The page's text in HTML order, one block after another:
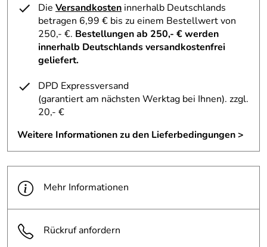
Ich bin sehr zufrieden,es hat alles super geklappt.
Kaufdatum: 04.10.2012
Bewertungsdatum: 28.10.2012
Die Versandkosten innerhalb Deutschlands
betragen 6,99 € bis zu einem Bestellwert von
250,- €. Bestellungen ab 250,- € werden
innerhalb Deutschlands versandkostenfrei
geliefert.
DPD Expressversand
(garantiert am nächsten Werktag bei Ihnen). zzgl.
20,- €
Weitere Informationen zu den Lieferbedingungen >
Mehr Informationen
Rückruf anfordern